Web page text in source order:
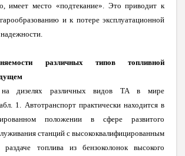
имеет место «подтекание». Это приводит к
и к потере эксплуатационной
различных типов топливной
на дизелях различных видов ТА в мире
1. Автотранспорт практически находится в
положении в сфере развитого
станций с высококвалифицированным
топлива из бензоколонок высокого